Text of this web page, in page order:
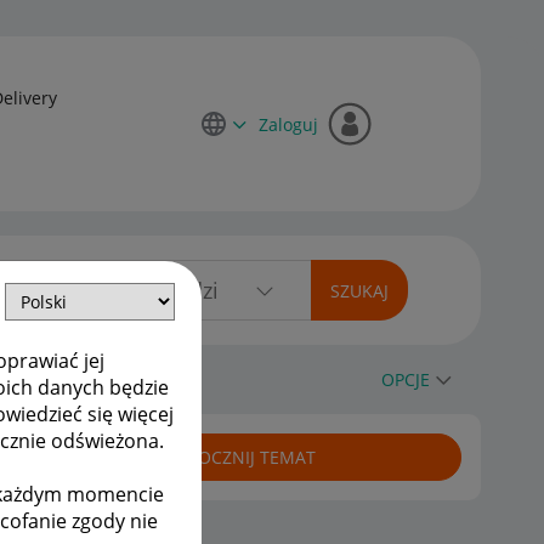
jej
danych będzie
się więcej
odświeżona.
momencie
zgody nie
Zaloguj
OPCJE
ROZPOCZNIJ TEMAT